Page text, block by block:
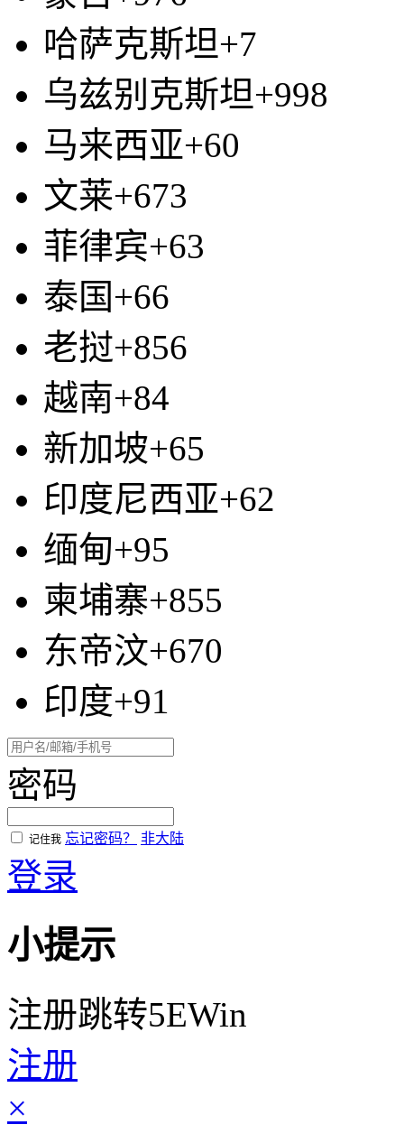
哈萨克斯坦+7
乌兹别克斯坦+998
马来西亚+60
文莱+673
菲律宾+63
泰国+66
老挝+856
越南+84
新加坡+65
印度尼西亚+62
缅甸+95
柬埔寨+855
东帝汶+670
印度+91
密码
记住我 忘记密码？ 非大陆
登录
小提示
注册跳转5EWin
注册
×